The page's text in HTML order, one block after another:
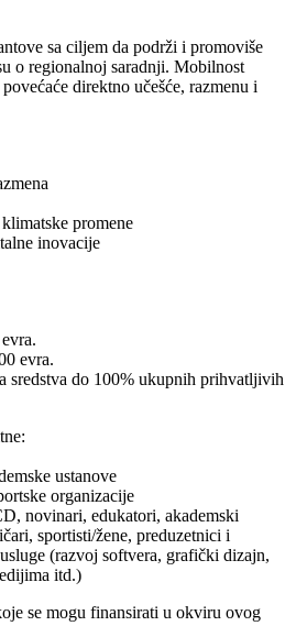
sa ciljem da podrži i promoviše
o regionalnoj saradnji. Mobilnost
direktno učešće, razmenu i
promene
inovacije
evra.
sredstva do 100% ukupnih prihvatljivih
ustanove
organizacije
novinari, edukatori, akademski
sportisti/žene, preduzetnici i
(razvoj softvera, grafički dizajn,
itd.)
se mogu finansirati u okviru ovog